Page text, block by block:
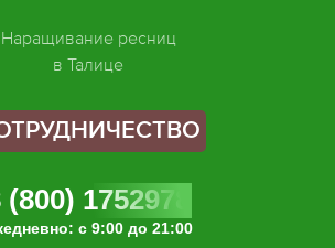
Наращивание ресниц
в Талице
(800) 1752978
с 9:00 до 21:00